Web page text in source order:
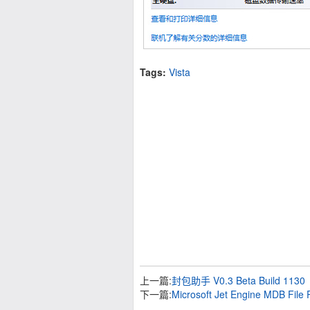
Tags: Vista
上一篇:封包助手 V0.3 Beta Build 1130
下一篇:Microsoft Jet Engine MDB File